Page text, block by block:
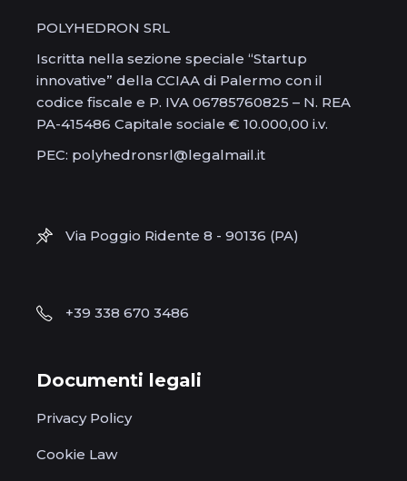
POLYHEDRON SRL
Iscritta nella sezione speciale “Startup
innovative” della CCIAA di Palermo con il
codice fiscale e P. IVA 06785760825 – N. REA
PA-415486 Capitale sociale € 10.000,00 i.v.
PEC: polyhedronsrl@legalmail.it
Via Poggio Ridente 8 - 90136 (PA)
+39 338 670 3486
Documenti legali
Privacy Policy
Cookie Law